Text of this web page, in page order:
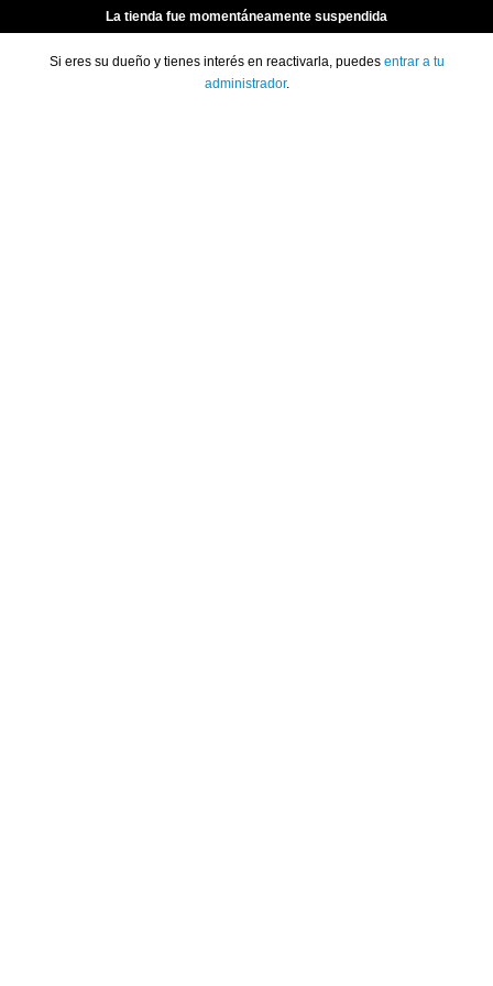
La tienda fue momentáneamente suspendida
Si eres su dueño y tienes interés en reactivarla, puedes entrar a tu
administrador.